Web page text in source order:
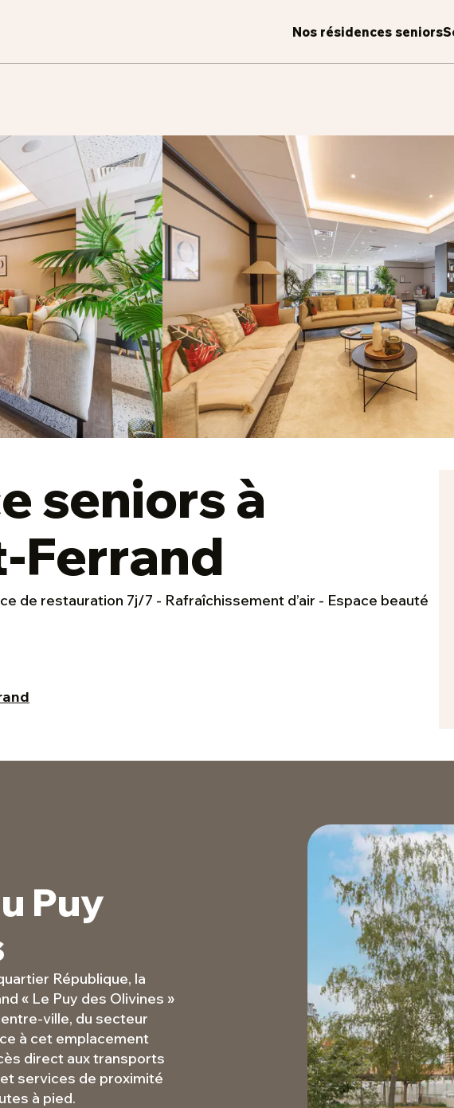
Nos résidences seniors
seniors à
Ferrand
de restauration 7j/7 - Rafraîchissement d’air - Espace beauté
Puy
République, la
« Le Puy des Olivines »
ville, du secteur
à cet emplacement
direct aux transports
services de proximité
à pied.